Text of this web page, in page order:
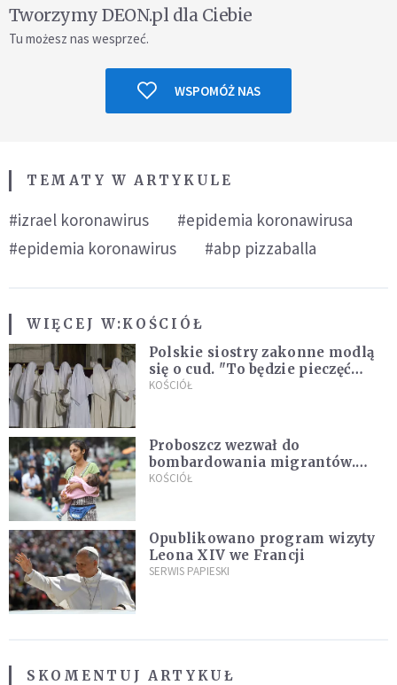
Tworzymy DEON.pl dla Ciebie
Tu możesz nas wesprzeć.
WSPOMÓŻ NAS
TEMATY W ARTYKULE
#izrael koronawirus
#epidemia koronawirusa
#epidemia koronawirus
#abp pizzaballa
WIĘCEJ W:KOŚCIÓŁ
Polskie siostry zakonne modlą
się o cud. "To będzie pieczęć
Pana Boga dla naszej wiary"
KOŚCIÓŁ
Proboszcz wezwał do
bombardowania migrantów.
"Masowy ogień przeciwko
KOŚCIÓŁ
Opublikowano program wizyty
Leona XIV we Francji
SERWIS PAPIESKI
SKOMENTUJ ARTYKUŁ